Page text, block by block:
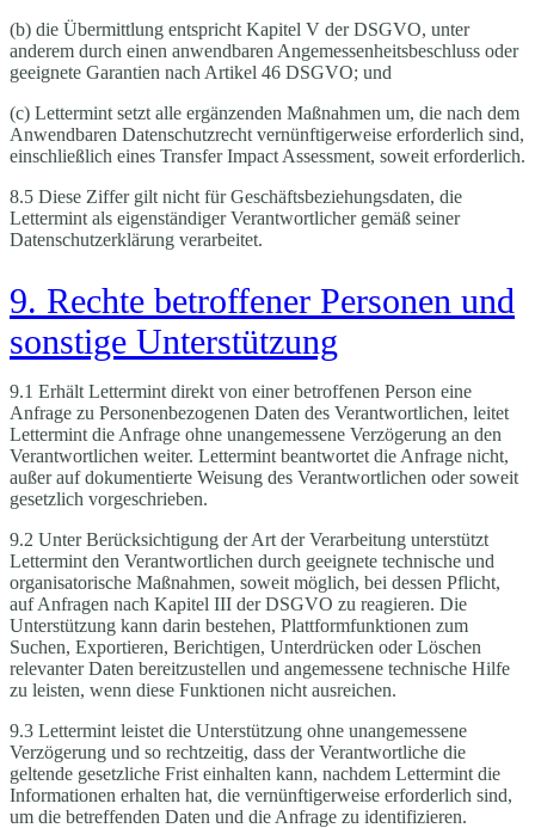
(b) die Übermittlung entspricht Kapitel V der DSGVO, unter
anderem durch einen anwendbaren Angemessenheitsbeschluss oder
geeignete Garantien nach Artikel 46 DSGVO; und
(c) Lettermint setzt alle ergänzenden Maßnahmen um, die nach dem
Anwendbaren Datenschutzrecht vernünftigerweise erforderlich sind,
einschließlich eines Transfer Impact Assessment, soweit erforderlich.
8.5 Diese Ziffer gilt nicht für Geschäftsbeziehungsdaten, die
Lettermint als eigenständiger Verantwortlicher gemäß seiner
Datenschutzerklärung verarbeitet.
9. Rechte betroffener Personen und
sonstige Unterstützung
9.1 Erhält Lettermint direkt von einer betroffenen Person eine
Anfrage zu Personenbezogenen Daten des Verantwortlichen, leitet
Lettermint die Anfrage ohne unangemessene Verzögerung an den
Verantwortlichen weiter. Lettermint beantwortet die Anfrage nicht,
außer auf dokumentierte Weisung des Verantwortlichen oder soweit
gesetzlich vorgeschrieben.
9.2 Unter Berücksichtigung der Art der Verarbeitung unterstützt
Lettermint den Verantwortlichen durch geeignete technische und
organisatorische Maßnahmen, soweit möglich, bei dessen Pflicht,
auf Anfragen nach Kapitel III der DSGVO zu reagieren. Die
Unterstützung kann darin bestehen, Plattformfunktionen zum
Suchen, Exportieren, Berichtigen, Unterdrücken oder Löschen
relevanter Daten bereitzustellen und angemessene technische Hilfe
zu leisten, wenn diese Funktionen nicht ausreichen.
9.3 Lettermint leistet die Unterstützung ohne unangemessene
Verzögerung und so rechtzeitig, dass der Verantwortliche die
geltende gesetzliche Frist einhalten kann, nachdem Lettermint die
Informationen erhalten hat, die vernünftigerweise erforderlich sind,
um die betreffenden Daten und die Anfrage zu identifizieren.